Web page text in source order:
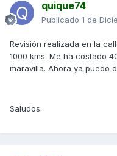
quique74
Publicado 1 de
Revisión realizada en la
1000 kms. Me ha costado
maravilla. Ahora ya puedo
Saludos.